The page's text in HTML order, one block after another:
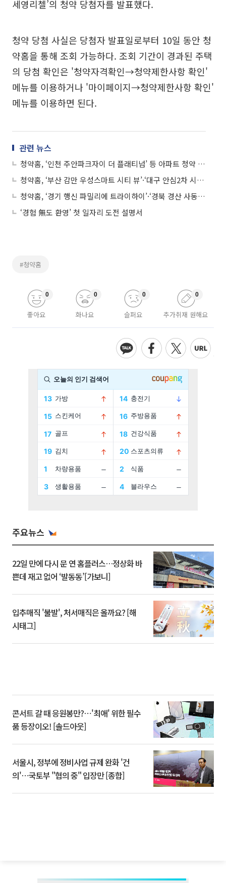
세영리첼’의 청약 당첨자를 발표했다.
청약 당첨 사실은 당첨자 발표일로부터 10일 동안 청
약홈을 통해 조회 가능하다. 조회 기간이 경과된 주택
의 당첨 확인은 '청약자격확인→청약제한사항 확인'
메뉴를 이용하거나 '마이페이지→청약제한사항 확인'
메뉴를 이용하면 된다.
관련 뉴스
청약홈, ‘인천 주안파크자이 더 플래티넘’ 등 아파트 청약 당첨자 발표
청약홈, ‘부산 감만 우성스마트 시티 뷰’·‘대구 안심2차 시티프라디움’ 등 아파트 청약 당첨자 발표
청약홈, ‘경기 행신 파밀리에 트라이하이’·‘경북 경산 사동 팰리스 부영2단지’ 등 아파트 청약 당첨자 발표
‘경험 無도 환영’ 첫 일자리 도전 설명서
#청약홈
좋아요
0
화나요
0
슬퍼요
0
추가취재 원해요
0
주요뉴스
22일 만에 다시 문 연 홈플러스…정상화 바
쁜데 재고 없어 ‘발동동’[가보니]
입추매직 '불발', 처서매직은 올까요? [해
시태그]
콘서트 갈 때 응원봉만?⋯'최애' 위한 필수
품 등장이오! [솔드아웃]
서울시, 정부에 정비사업 규제 완화 '건
의'⋯국토부 "협의 중" 입장만 [종합]